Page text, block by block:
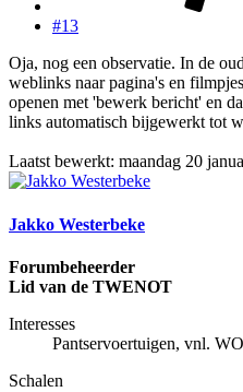
#13
Oja, nog een observatie. In de
weblinks naar pagina's en
openen met 'bewerk bericht' en
links automatisch bijgewerkt tot
Laatst bewerkt: maandag 20
Jakko Westerbeke
Forumbeheerder
Lid van de TWENOT
Interesses
Pantservoertuigen, vnl.
Schalen